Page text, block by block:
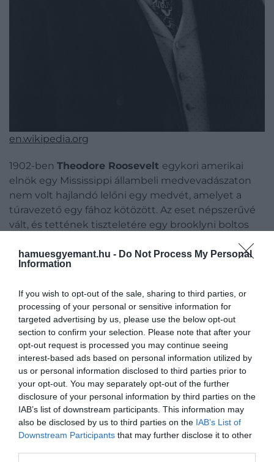
hamuesgyemant.hu - Do Not Process My Personal
Information
If you wish to opt-out of the sale, sharing to third parties, or
processing of your personal or sensitive information for
targeted advertising by us, please use the below opt-out
section to confirm your selection. Please note that after your
opt-out request is processed you may continue seeing
interest-based ads based on personal information utilized by
us or personal information disclosed to third parties prior to
your opt-out. You may separately opt-out of the further
disclosure of your personal information by third parties on the
IAB’s list of downstream participants. This information may
also be disclosed by us to third parties on the IAB’s List of
Downstream Participants that may further disclose it to other
en.wikipedia.org
1902-ben Theodore Roosevelt egykori amerikai
elnök egy Mississippi állambeli medvevadászaton
nem volt hajlandó lelőni egy medvét, amelyet a
túravezető egy fához kötözött. Az eset népszerűvé
vált, és tettének tiszteletére egy brooklyni boltos
és Teddy’s Bear (Teddy mackójának) nevezte el.